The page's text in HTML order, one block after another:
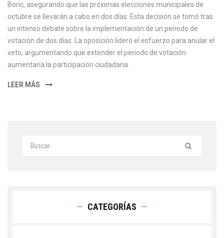
Boric, asegurando que las próximas elecciones municipales de
octubre se llevarán a cabo en dos días. Esta decisión se tomó tras
un intenso debate sobre la implementación de un periodo de
votación de dos días. La oposición lideró el esfuerzo para anular el
veto, argumentando que extender el periodo de votación
aumentaría la participación ciudadana.
LEER MÁS
CATEGORÍAS